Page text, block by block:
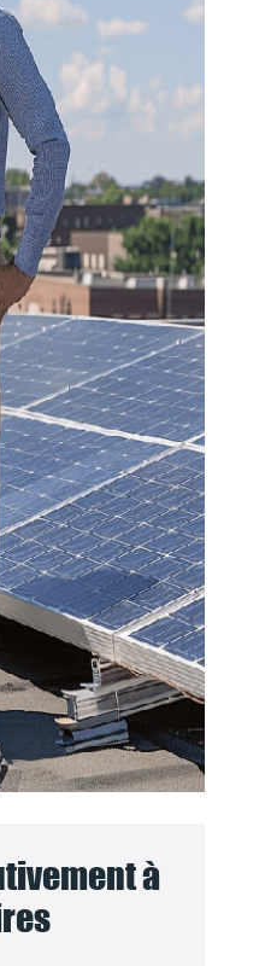
à